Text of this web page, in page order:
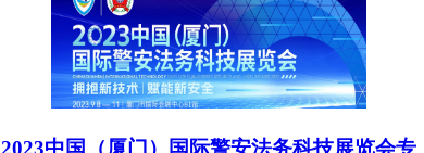
2023中国（厦门）国际警安法务科技展览会专